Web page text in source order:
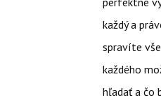
každý a
spravíte
každého
hľadať a čo